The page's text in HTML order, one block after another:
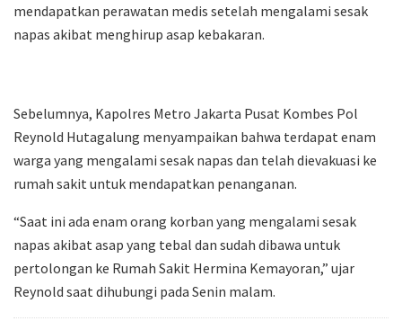
mendapatkan perawatan medis setelah mengalami sesak
napas akibat menghirup asap kebakaran.
Sebelumnya, Kapolres Metro Jakarta Pusat Kombes Pol
Reynold Hutagalung menyampaikan bahwa terdapat enam
warga yang mengalami sesak napas dan telah dievakuasi ke
rumah sakit untuk mendapatkan penanganan.
“Saat ini ada enam orang korban yang mengalami sesak
napas akibat asap yang tebal dan sudah dibawa untuk
pertolongan ke Rumah Sakit Hermina Kemayoran,” ujar
Reynold saat dihubungi pada Senin malam.